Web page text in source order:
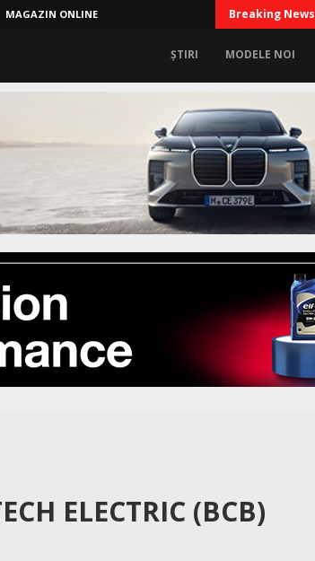
MAGAZIN ONLINE Breaking News
ȘTIRI MODELE NOI
ELECTRIC (BCB)